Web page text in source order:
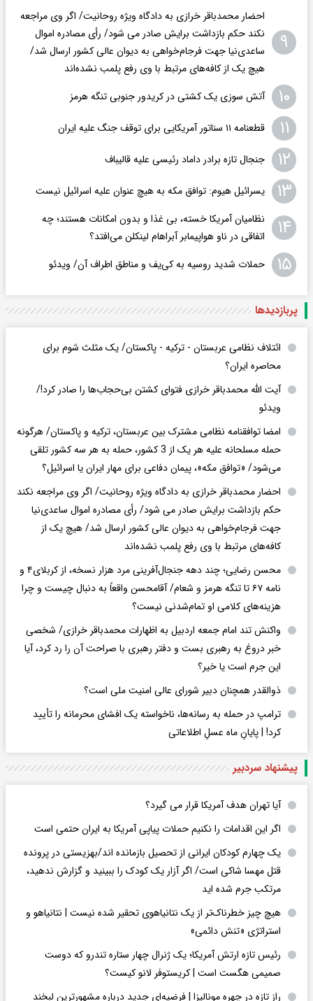
۹
احضار محمدباقر خرازی به دادگاه ویژه روحانیت/ اگر وی مراجعه
نکند حکم بازداشت برایش صادر می شود/ رأی مصادره اموال
ساعدی‌نیا جهت فرجام‌خواهی به دیوان عالی کشور ارسال شد/
هیچ یک از کافه‌های مرتبط با وی رفع پلمب نشده‌اند
۱۰ آتش سوزی یک کشتی در کریدور جنوبی تنگه هرمز
۱۱ قطعنامه ۱۱ سناتور آمریکایی برای توقف جنگ علیه ایران
۱۲ جنجال تازه برادر داماد رئیسی علیه قالیباف
۱۳ یسرائیل هیوم: توافق مکه به هیچ عنوان علیه اسرائیل نیست
۱۴
نظامیان آمریکا خسته، بی غذا و بدون امکانات هستند؛ چه
اتفاقی در ناو هواپیمابر آبراهام لینکلن می‌افتد؟
۱۵ حملات شدید روسیه به کی‌یف و مناطق اطراف آن/ ویدئو
پربازدید‌ها
ائتلاف نظامی عربستان - ترکیه - پاکستان/ یک مثلث شوم برای
محاصره ایران؟
آیت الله محمدباقر خرازی فتوای کشتن بی‌حجاب‌ها را صادر کرد!/
ویدئو
امضا توافقنامه نظامی مشترک بین عربستان، ترکیه و پاکستان/ هرگونه
حمله مسلحانه علیه هر یک از 3 کشور، حمله به هر سه کشور تلقی
می‌شود/ «توافق مکه»، پیمان دفاعی برای مهار ایران یا اسرائیل؟
احضار محمدباقر خرازی به دادگاه ویژه روحانیت/ اگر وی مراجعه نکند
حکم بازداشت برایش صادر می شود/ رأی مصادره اموال ساعدی‌نیا
جهت فرجام‌خواهی به دیوان عالی کشور ارسال شد/ هیچ یک از
کافه‌های مرتبط با وی رفع پلمب نشده‌اند
محسن رضایی؛ چند دهه جنجال‌آفرینی مرد هزار نسخه، از کربلای۴ و
نامه ۶۷ تا تنگه هرمز و شعام/ آقا‌محسن واقعاً به دنبال چیست و چرا
هزینه‌های کلامی او تمام‌شدنی نیست؟
واکنش تند امام جمعه اردبیل به اظهارات محمدباقر خرازی/ شخصی
خبر دروغ به رهبری بست و دفتر رهبری با صراحت آن را رد کرد، آیا
این جرم است یا خیر؟
ذوالقدر همچنان دبیر شورای ‌عالی امنیت ملی است؟
ترامپ در حمله‌ به رسانه‌ها، ناخواسته یک افشای محرمانه را تأیید
کرد! |‌ پایانِ ماه عسلِ اطلاعاتی
پیشنهاد سردبیر
آیا تهران هدف آمریکا قرار می گیرد؟
اگر این اقدامات را نکنیم حملات پیاپی آمریکا به ایران حتمی است
یک چهارم کودکان ایرانی از تحصیل بازمانده اند/بهزیستی در پرونده
قتل مهسا شاکی است/ اگر آزار یک کودک را ببینید و گزارش ندهید،
مرتکب جرم شده اید
هیچ چیز خطرناک‌تر از یک نتانیاهوی تحقیر شده نیست | نتانیاهو و
استراتژی «تنش دائمی»
رئیس تازه ارتش آمریکا؛ یک ژنرال چهار ستاره تندرو که دوست
صمیمی هگست است | کریستوفر لانو کیست؟
راز تازه در چهره مونالیزا | فرضیه‌ای جدید درباره مشهورترین لبخند